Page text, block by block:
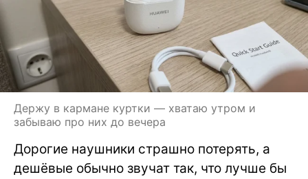
Держу в кармане куртки — хватаю утром и
забываю про них до вечера
Дорогие наушники страшно потерять, а
дешёвые обычно звучат так, что лучше бы